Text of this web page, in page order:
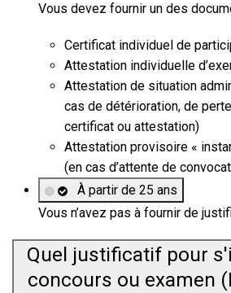
Vous devez fournir un des
Certificat individuel de
Attestation individuelle
Attestation de situation
cas de détérioration, de
certificat ou attestation)
Attestation provisoire «
(en cas d’attente de
À partir de 25 ans
Vous n’avez pas à fournir de
Quel justificatif pour
concours ou examen